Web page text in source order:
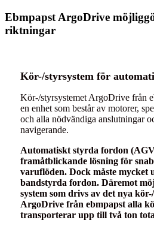
Ebmpapst ArgoDrive
riktningar
Kör-/styrsystem för
Kör-/styrsystemet ArgoDrive från
en enhet som består av motorer,
och alla nödvändiga anslutningar
navigerande.
Automatiskt styrda fordon
framåtblickande lösning för
varuflöden. Dock måste mycket
bandstyrda fordon. Däremot
system som drivs av det nya
ArgoDrive från ebmpapst alla
transporterar upp till två ton